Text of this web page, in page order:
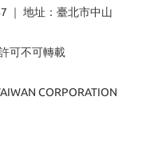
｜ 地址：臺北市中山
可不可轉載
CORPORATION